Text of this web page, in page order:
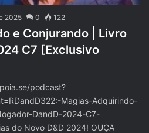
2025 0 122
e Conjurando | Livro
C7 [Exclusivo
podcast?
Magias-Adquirindo-
DandD-2024-C7-
do Novo D&D 2024! OUÇA